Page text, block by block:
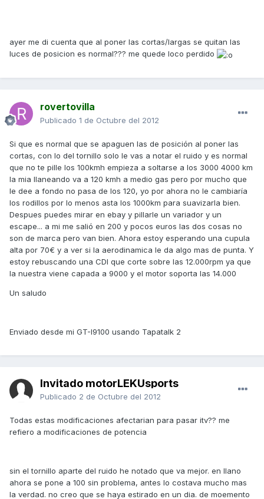
ayer me di cuenta que al poner las cortas/largas se quitan las
luces de posicion es normal??? me quede loco perdido
rovertovilla
Publicado 1 de Octubre del 2012
Si que es normal que se apaguen las de posición al poner las
cortas, con lo del tornillo solo le vas a notar el ruido y es normal
que no te pille los 100kmh empieza a soltarse a los 3000 4000 km
la mia llaneando va a 120 kmh a medio gas pero por mucho que
le dee a fondo no pasa de los 120, yo por ahora no le cambiaría
los rodillos por lo menos asta los 1000km para suavizarla bien.
Despues puedes mirar en ebay y pillarle un variador y un
escape... a mi me salió en 200 y pocos euros las dos cosas no
son de marca pero van bien. Ahora estoy esperando una cupula
alta por 70€ y a ver si la aerodinamica le da algo mas de punta. Y
estoy rebuscando una CDI que corte sobre las 12.000rpm ya que
la nuestra viene capada a 9000 y el motor soporta las 14.000
Un saludo
Enviado desde mi GT-I9100 usando Tapatalk 2
Invitado motorLEKUsports
Publicado 2 de Octubre del 2012
Todas estas modificaciones afectarian para pasar itv?? me
refiero a modificaciones de potencia
sin el tornillo aparte del ruido he notado que va mejor. en llano
ahora se pone a 100 sin problema, antes lo costava mucho mas
la verdad. no creo que se haya estirado en un dia. de moemento